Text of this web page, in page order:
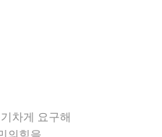
차게 요구해